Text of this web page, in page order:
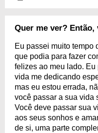
Quer me ver? Então,
Eu passei muito tempo
que podia para fazer
felizes ao meu lado.
vida me dedicando
mas eu estou errada,
você passar a sua vida
Você deve passar sua
aos seus sonhos e
de si, uma parte